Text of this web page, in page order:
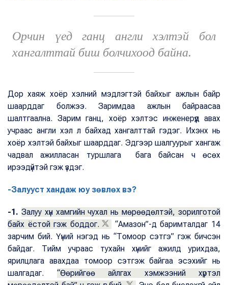
Орчин үед ганц англи хэлтэй бол
хангалттай биш болчихоод байна.
Дор хаяж хоёр хэлний мэдлэгтэй байхыг ажлын байр
шаарддаг болжээ. Заримдаа ажлын байраасаа
шалтгаална. Зарим ганц, хоёр хэлтэс инженерүүд авах
учраас англи хэл л байхад хангалттай гэдэг. Ихэнх нь
хоёр хэлтэй байхыг шаарддаг. Эдгээр шалгуурыг хангаж
чадвал ажилласан туршлага бага байсан ч өсөх
ирээдүйтэй гэж үздэг.
-Залууст хандаж юу зөвлөх вэ?
-1. Залуу хүн хамгийн чухал нь мөрөөдөлтэй, зорилготой
байх ёстой гэж боддог.
“Амазон”-д баримталдаг 14
зарчим бий. Үүний нэгэд нь “Томоор сэтгэ” гэж бичсэн
байдаг. Тийм учраас тухайн хүнийг ажилд урихдаа,
ярилцлага авахдаа томоор сэтгэж байгаа эсэхийг нь
шалгадаг. “Өөрийгөө айлгах хэмжээний хүртэл